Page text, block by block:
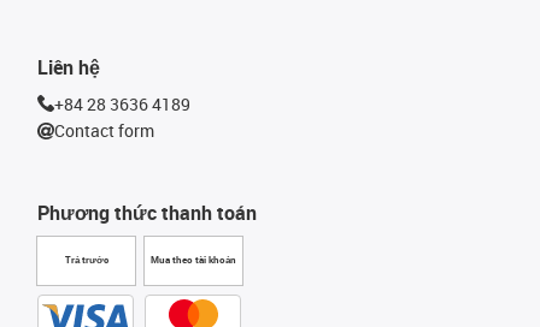
Phương thức thanh toán
Trả trước Mua theo tài khoản
Liên hệ
+84 28 3636 4189
Contact form